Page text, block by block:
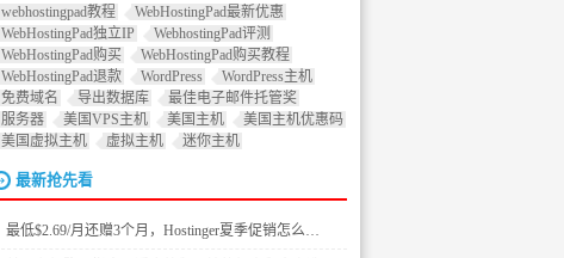
webhostingpad教程
WebHostingPad最新优惠
WebHostingPad独立IP
WebhostingPad评测
WebHostingPad购买
WebHostingPad购买教程
WebHostingPad退款
WordPress
WordPress主机
免费域名
导出数据库
最佳电子邮件托管奖
服务器
美国VPS主机 美国主机
美国主机优惠码
美国虚拟主机
虚拟主机 迷你主机
最新抢先看
最低$2.69/月还赠3个月，Hostinger夏季促销怎么…